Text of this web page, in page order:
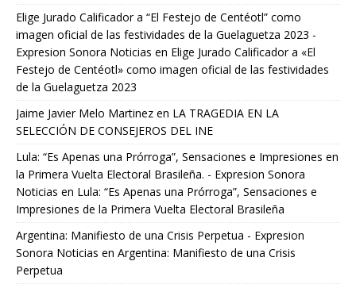
Elige Jurado Calificador a “El Festejo de Centéotl” como
imagen oficial de las festividades de la Guelaguetza 2023 -
Expresion Sonora Noticias en Elige Jurado Calificador a «El
Festejo de Centéotl» como imagen oficial de las festividades
de la Guelaguetza 2023
Jaime Javier Melo Martinez en LA TRAGEDIA EN LA
SELECCIÓN DE CONSEJEROS DEL INE
Lula: “Es Apenas una Prórroga”, Sensaciones e Impresiones en
la Primera Vuelta Electoral Brasileña. - Expresion Sonora
Noticias en Lula: “Es Apenas una Prórroga”, Sensaciones e
Impresiones de la Primera Vuelta Electoral Brasileña
Argentina: Manifiesto de una Crisis Perpetua - Expresion
Sonora Noticias en Argentina: Manifiesto de una Crisis
Perpetua